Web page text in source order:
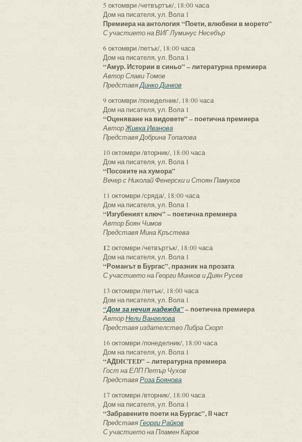
5 октомври /четвъртък/, 18:00 часа
Дом на писателя, ул. Вола 1
Премиера на антология “Поети, влюбени в морето”
С участието на ВИГ Луминус Несебър
6 октомври /петък/, 18:00 часа
Дом на писателя, ул. Вола 1
“Амур. Истории в синьо” – литературна премиера
Автор Слави Томов
ПредставяДинко Динков
9 октомври /понеделник/, 18:00 часа
Дом на писателя, ул. Вола 1
“Оценяване на видовете” – поетична премиера
АвторЖивка Иванова
Представя Добрина Топалова
10 октомври /вторник/, 18:00 часа
Дом на писателя, ул. Вола 1
“Посоките на хумора”
Вечер с Николай Фенерски и Стоян Памуков
11 октомври /сряда/, 18:00 часа
Дом на писателя, ул. Вола 1
“Изгубеният ключ” – поетична премиера
Автор Боян Чимов
Представя Мина Кръстева
12 октомври /четвъртък/, 18:00 часа
Дом на писателя, ул. Вола 1
“Романът в Бургас”, празник на прозата
С участието на Георги Минков и Диян Русев
13 октомври /петък/, 18:00 часа
Дом на писателя, ул. Вола 1
“Дом за нечия надежда”– поетична премиера
АвторНели Вангелова
Представя издателство Либра Скорп
16 октомври /понеделник/, 18:00 часа
Дом на писателя, ул. Вола 1
“АДDICTED” – литературна премиера
Гост на ЕЛП Петър Чухов
ПредставяРоза Боянова
17 октомври /вторник/, 18:00 часа
Дом на писателя, ул. Вола 1
“Забравените поети на Бургас”, ІІ част
ПредставяГеорги Райков
С участието на Пламен Каров